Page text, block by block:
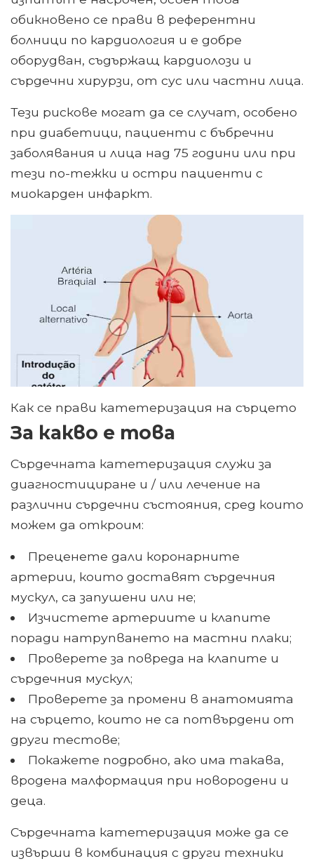
обикновено се прави в референтни
болници по кардиология и е добре
оборудван, съдържащ кардиолози и
сърдечни хирурзи, от сус или частни лица.
Тези рискове могат да се случат, особено
при диабетици, пациенти с бъбречни
заболявания и лица над 75 години или при
тези по-тежки и остри пациенти с
миокарден инфаркт.
Как се прави катетеризация на сърцето
За какво е това
Сърдечната катетеризация служи за
диагностициране и / или лечение на
различни сърдечни състояния, сред които
можем да откроим:
Преценете дали коронарните
артерии, които доставят сърдечния
мускул, са запушени или не;
Изчистете артериите и клапите
поради натрупването на мастни плаки;
Проверете за повреда на клапите и
сърдечния мускул;
Проверете за промени в анатомията
на сърцето, които не са потвърдени от
други тестове;
Покажете подробно, ако има такава,
вродена малформация при новородени и
деца.
Сърдечната катетеризация може да се
извърши в комбинация с други техники